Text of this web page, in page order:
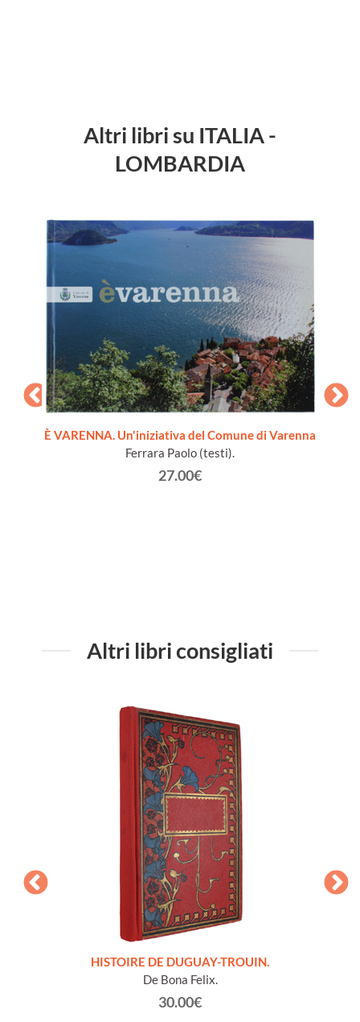
Altri libri su ITALIA -
LOMBARDIA
È VARENNA. Un'iniziativa del Comune di Varenna
Ferrara Paolo (testi).
27.00€
Altri libri consigliati
HISTOIRE DE DUGUAY-TROUIN.
De Bona Felix.
30.00€